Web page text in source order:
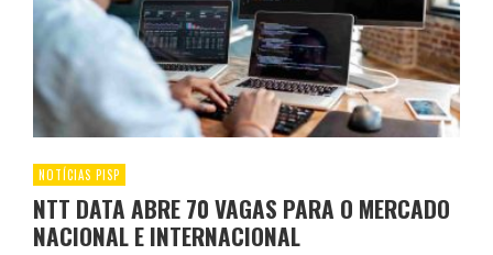
NOTÍCIAS PISP
NTT DATA ABRE 70 VAGAS PARA O MERCADO
NACIONAL E INTERNACIONAL